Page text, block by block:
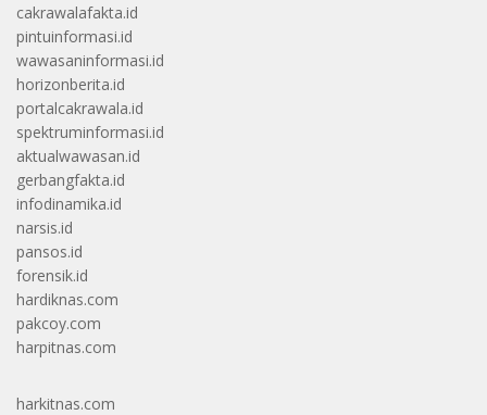
cakrawalafakta.id
pintuinformasi.id
wawasaninformasi.id
horizonberita.id
portalcakrawala.id
spektruminformasi.id
aktualwawasan.id
gerbangfakta.id
infodinamika.id
narsis.id
pansos.id
forensik.id
hardiknas.com
pakcoy.com
harpitnas.com
harkitnas.com